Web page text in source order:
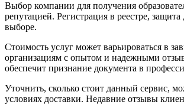
Выбор компании для получения
репутацией. Регистрация в реестре,
выборе.
Стоимость услуг может варьироваться в
организациям с опытом и надежными
обеспечит признание документа в
Уточнить, сколько стоит данный сервис,
условиях доставки. Недавние отзывы